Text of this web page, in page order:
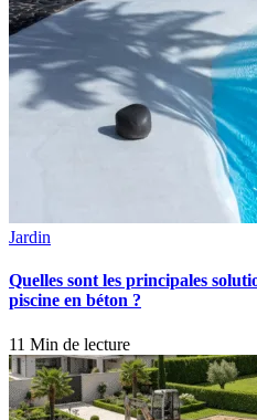
Jardin
Quelles sont les principales
piscine en béton ?
11 Min de lecture